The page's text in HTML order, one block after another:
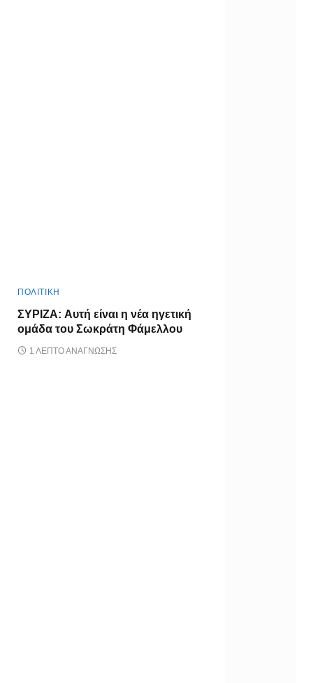
ΠΟΛΙΤΙΚΗ
ΣΥΡΙΖΑ: Αυτή είναι η νέα ηγετική
ομάδα του Σωκράτη Φάμελλου
1 ΛΕΠΤΌ ΑΝΆΓΝΩΣΗΣ